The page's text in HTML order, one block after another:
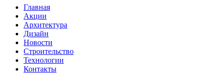
Главная
Акции
Архитектура
Дизайн
Новости
Строительство
Технологии
Контакты